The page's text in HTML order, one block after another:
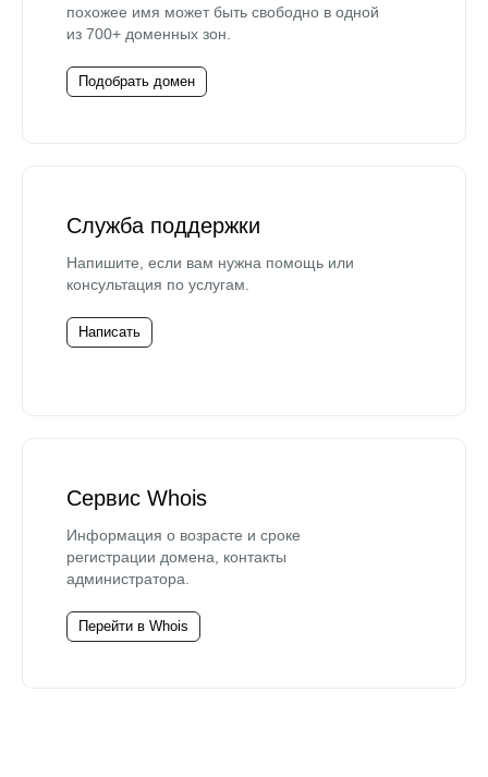
похожее имя может быть свободно в одной
из 700+ доменных зон.
Подобрать домен
Служба поддержки
Напишите, если вам нужна помощь или
консультация по услугам.
Написать
Сервис Whois
Информация о возрасте и сроке
регистрации домена, контакты
администратора.
Перейти в Whois